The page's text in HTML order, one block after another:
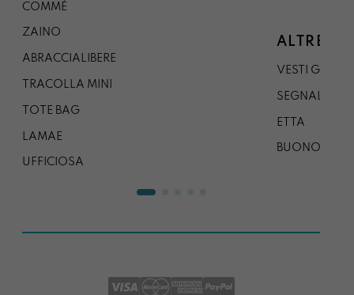
COMMÉ
ZAINO
ABRACCIALIBERE
TRACOLLA MINI
TOTE BAG
LAMAE
UFFICIOSA
ALTRE
VESTI
SEGNALIBRO
ETTA
BUONO